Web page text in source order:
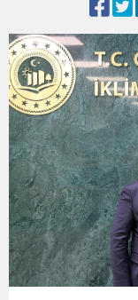
13:13
Korunuyor
12:19
12:17 “İzmir’de
500 kişilik
0:37 SATRANÇTA